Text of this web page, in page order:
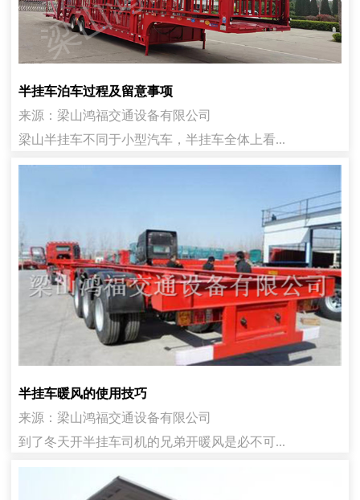
半挂车泊车过程及留意事项
来源：梁山鸿福交通设备有限公司
梁山半挂车不同于小型汽车，半挂车全体上看...
半挂车暖风的使用技巧
来源：梁山鸿福交通设备有限公司
到了冬天开半挂车司机的兄弟开暖风是必不可...